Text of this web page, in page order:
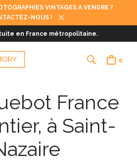
VINTAGES A VENDRE ?
NOUS !
en France métropolitaine.
0
France
à Saint-